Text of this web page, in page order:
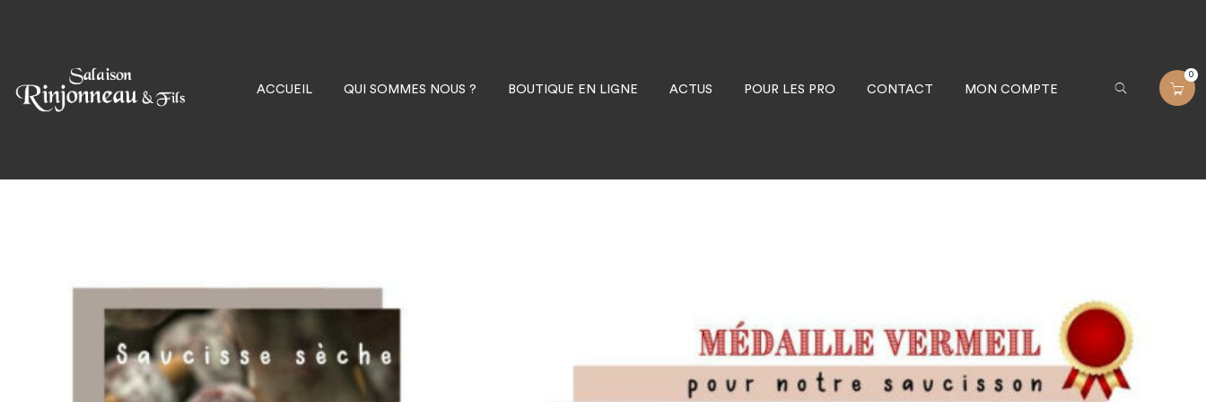
ACCUEIL QUI SOMMES NOUS ? BOUTIQUE EN LIGNE ACTUS POUR LES PRO CONTACT MON COMPTE
0